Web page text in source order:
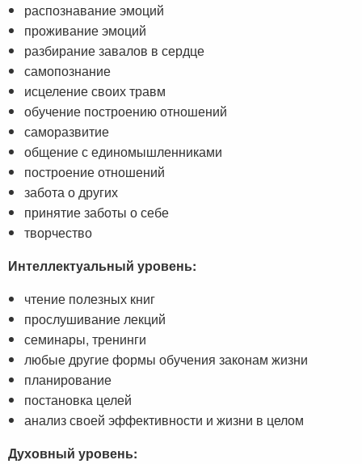
распознавание эмоций
проживание эмоций
разбирание завалов в сердце
самопознание
исцеление своих травм
обучение построению отношений
саморазвитие
общение с единомышленниками
построение отношений
забота о других
принятие заботы о себе
творчество
Интеллектуальный уровень:
чтение полезных книг
прослушивание лекций
семинары, тренинги
любые другие формы обучения законам жизни
планирование
постановка целей
анализ своей эффективности и жизни в целом
Духовный уровень: